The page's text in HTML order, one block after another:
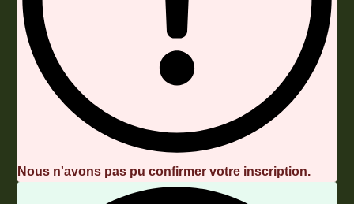
Nous n'avons pas pu confirmer votre inscription.